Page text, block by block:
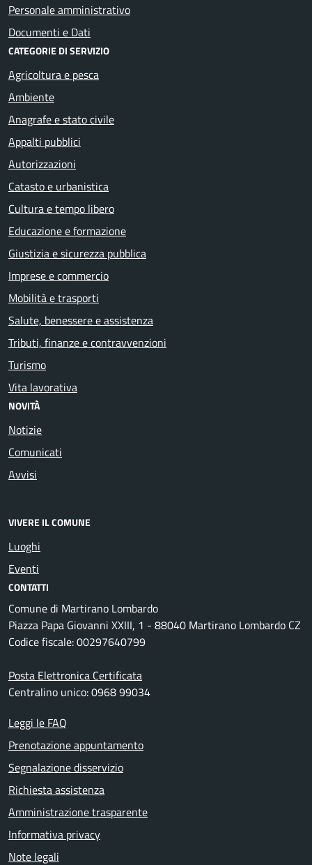
Personale amministrativo
Documenti e Dati
CATEGORIE DI SERVIZIO
Agricoltura e pesca
Ambiente
Anagrafe e stato civile
Appalti pubblici
Autorizzazioni
Catasto e urbanistica
Cultura e tempo libero
Educazione e formazione
Giustizia e sicurezza pubblica
Imprese e commercio
Mobilità e trasporti
Salute, benessere e assistenza
Tributi, finanze e contravvenzioni
Turismo
Vita lavorativa
NOVITÀ
Notizie
Comunicati
Avvisi
VIVERE IL COMUNE
Luoghi
Eventi
CONTATTI
Comune di Martirano Lombardo
Piazza Papa Giovanni XXIII, 1 - 88040 Martirano Lombardo CZ
Codice fiscale: 00297640799
Posta Elettronica Certificata
Centralino unico: 0968 99034
Leggi le FAQ
Prenotazione appuntamento
Segnalazione disservizio
Richiesta assistenza
Amministrazione trasparente
Informativa privacy
Note legali